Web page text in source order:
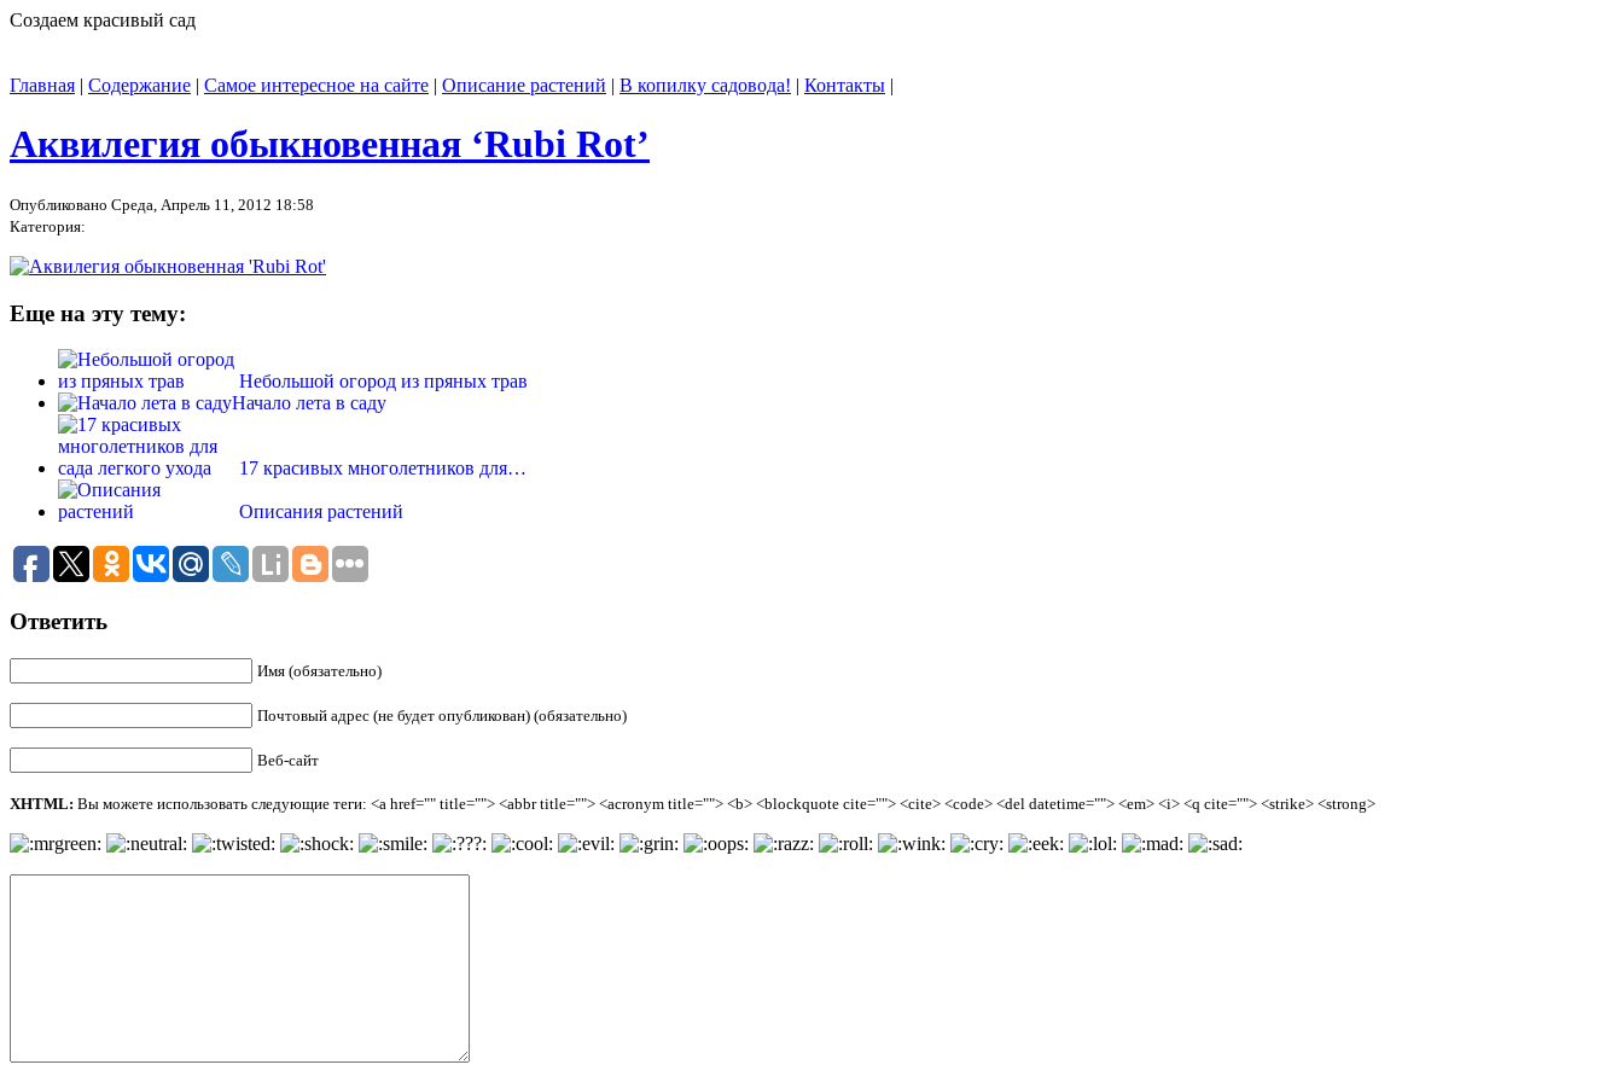
Создаем красивый сад
Главная | Содержание | Самое интересное на сайте | Описание растений | В копилку садовода! | Контакты |
Аквилегия обыкновенная ‘Rubi Rot’
Опубликовано Среда, Апрель 11, 2012 18:58
Категория:
Еще на эту тему:
Небольшой огород из пряных трав
Начало лета в саду
17 красивых многолетников для…
Описания растений
Ответить
Имя (обязательно)
Почтовый адрес (не будет опубликован) (обязательно)
Веб-сайт
XHTML: Вы можете использовать следующие теги: <a href="" title=""> <abbr title=""> <acronym title=""> <b> <blockquote cite=""> <cite> <code> <del datetime=""> <em> <i> <q cite=""> <strike> <strong>